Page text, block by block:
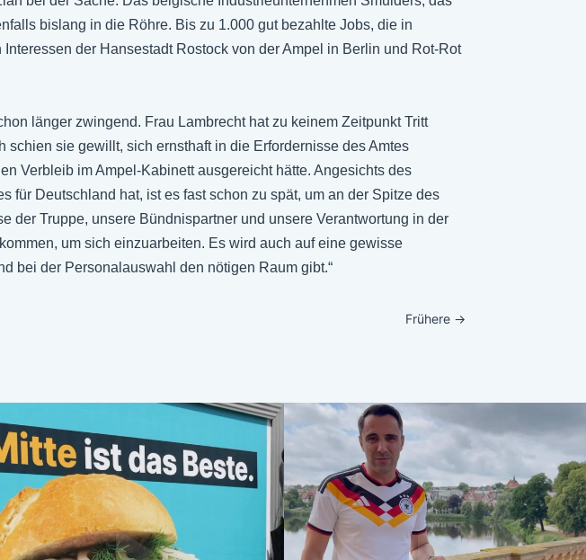
bislang in die Röhre. Bis zu 1.000 gut bezahlte Jobs, die in
der Hansestadt Rostock von der Ampel in Berlin und Rot-Rot
länger zwingend. Frau Lambrecht hat zu keinem Zeitpunkt Tritt
sie gewillt, sich ernsthaft in die Erfordernisse des Amtes
Verbleib im Ampel-Kabinett ausgereicht hätte. Angesichts des
Deutschland hat, ist es fast schon zu spät, um an der Spitze des
der Truppe, unsere Bündnispartner und unsere Verantwortung in der
um sich einzuarbeiten. Es wird auch auf eine gewisse
bei der Personalauswahl den nötigen Raum gibt.“
Frühere→